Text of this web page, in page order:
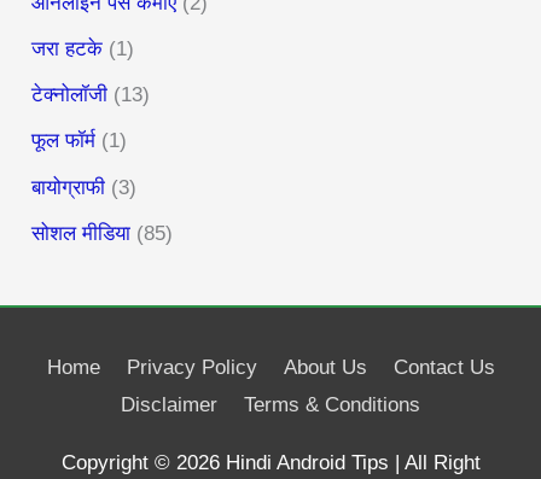
जरा हटके (1)
टेक्नोलॉजी (13)
फूल फॉर्म (1)
बायोग्राफी (3)
सोशल मीडिया (85)
Home Privacy Policy About Us
Contact Us
Disclaimer
Terms & Conditions
Copyright © 2026 Hindi Android Tips | All Right